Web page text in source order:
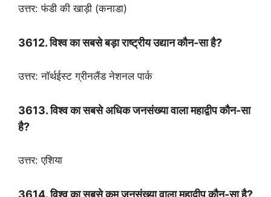
उत्तर: फंडी की खाड़ी (कनाडा)
3612. विश्व का सबसे बड़ा राष्ट्रीय उद्यान कौन-सा है?
उत्तर: नॉर्थईस्ट ग्रीनलैंड नेशनल पार्क
3613. विश्व का सबसे अधिक जनसंख्या वाला महाद्वीप कौन-सा
है?
उत्तर: एशिया
3614. विश्व का सबसे कम जनसंख्या वाला महाद्वीप कौन-सा है?